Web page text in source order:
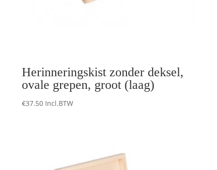
Herinneringskist zonder deksel,
ovale grepen, groot (laag)
€37.50 Incl.BTW